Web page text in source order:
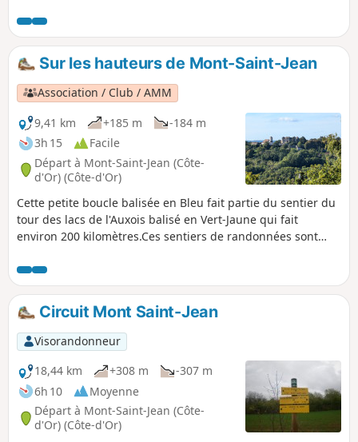
Retour en passant par l'Étang des Cloix
puis le Chemin des chèvres et enfin le
long des Remparts romains.
Sur les hauteurs de Mont-Saint-Jean
Association / Club / AMM
9,41 km
+185 m
-184 m
3h 15
Facile
Départ à Mont-Saint-Jean (Côte-
d'Or) (Côte-d'Or)
Cette petite boucle balisée en Bleu fait partie du sentier du
tour des lacs de l'Auxois balisé en Vert-Jaune qui fait
environ 200 kilomètres.Ces sentiers de randonnées sont
Rando-Gym-Civry affiliée au CDRP21.Cette randonnée d'une
durée d'une demi-journée vous permettra de découvrir le
joli village médiéval de Mont-Saint-Jean et, depuis les
hauteurs, les beaux points de vue sur l'Auxois à l'Est, sur le
Morvan au Sud et à l'Ouest.
Circuit Mont Saint-Jean
Visorandonneur
18,44 km
+308 m
-307 m
6h 10
Moyenne
Départ à Mont-Saint-Jean (Côte-
d'Or) (Côte-d'Or)